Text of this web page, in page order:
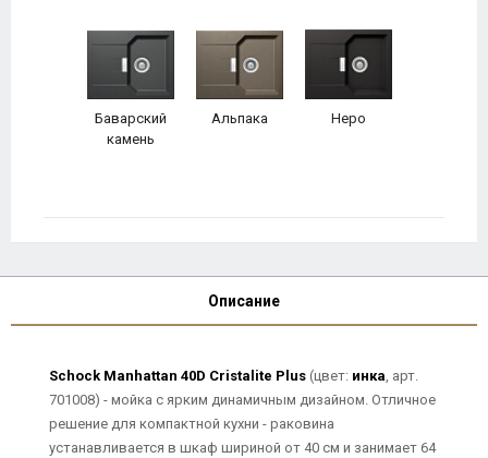
Баварский
камень
Альпака Неро
Описание
Schock Manhattan 40D Cristalite Plus (цвет: инка, арт.
701008) - мойка с ярким динамичным дизайном. Отличное
решение для компактной кухни - раковина
устанавливается в шкаф шириной от 40 см и занимает 64